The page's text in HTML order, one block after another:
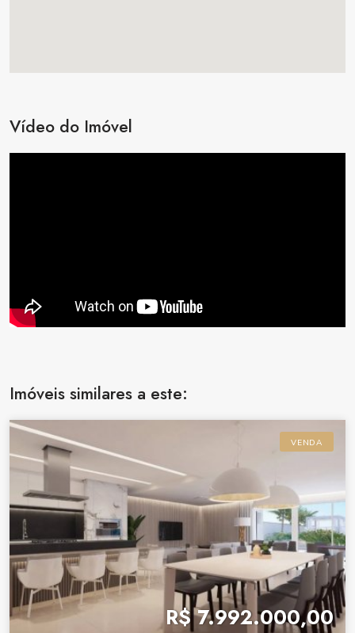
Vídeo do Imóvel
Imóveis similares a este:
VENDA
R$ 7.992.000,00